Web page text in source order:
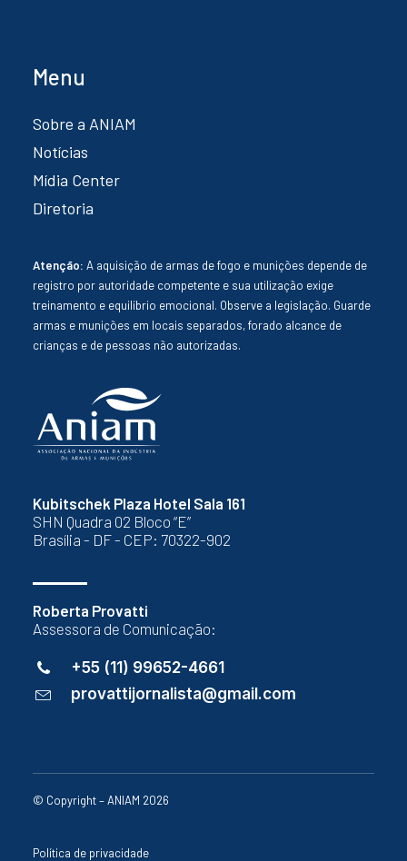
Kubitschek Plaza Hotel Sala 161
SHN Quadra 02 Bloco “E”
Brasília - DF - CEP: 70322-902
Roberta Provatti
Assessora de Comunicação:
+55 (11) 99652-4661
provattijornalista@gmail.com
Menu
Sobre a ANIAM
Notícias
Mídia Center
Diretoria
Atenção: A aquisição de armas de fogo e munições depende de
registro por autoridade competente e sua utilização exige
treinamento e equilíbrio emocional. Observe a legislação. Guarde
armas e munições em locais separados, forado alcance de
crianças e de pessoas não autorizadas.
© Copyright – ANIAM 2026
Política de privacidade